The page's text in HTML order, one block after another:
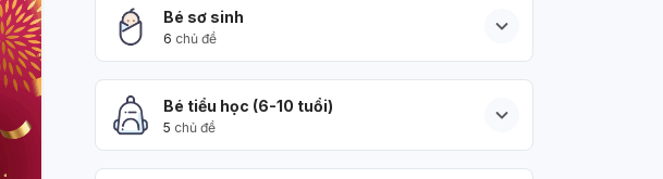
Bé sơ sinh
6 chủ đề
Bé tiểu học (6-10 tuổi)
5 chủ đề